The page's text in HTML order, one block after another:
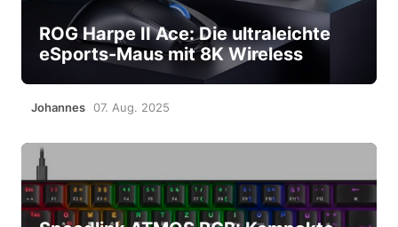
ROG Harpe II Ace: Die ultraleichte
eSports-Maus mit 8K Wireless
Johannes 07. Aug. 2025